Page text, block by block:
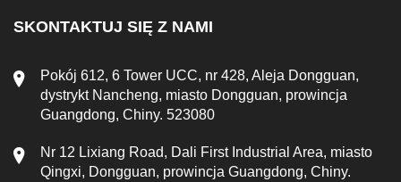
SKONTAKTUJ SIĘ Z NAMI
Pokój 612, 6 Tower UCC, nr 428, Aleja Dongguan,
dystrykt Nancheng, miasto Dongguan, prowincja
Guangdong, Chiny. 523080
Nr 12 Lixiang Road, Dali First Industrial Area, miasto
Qingxi, Dongguan, prowincja Guangdong, Chiny.